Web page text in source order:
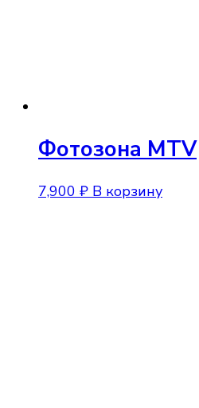
Фотозона MTV
7,900 ₽ В корзину